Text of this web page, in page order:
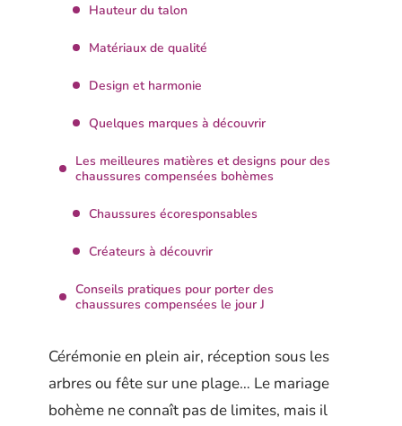
Hauteur du talon
Matériaux de qualité
Design et harmonie
Quelques marques à découvrir
Les meilleures matières et designs pour des
chaussures compensées bohèmes
Chaussures écoresponsables
Créateurs à découvrir
Conseils pratiques pour porter des
chaussures compensées le jour J
Cérémonie en plein air, réception sous les
arbres ou fête sur une plage… Le mariage
bohème ne connaît pas de limites, mais il